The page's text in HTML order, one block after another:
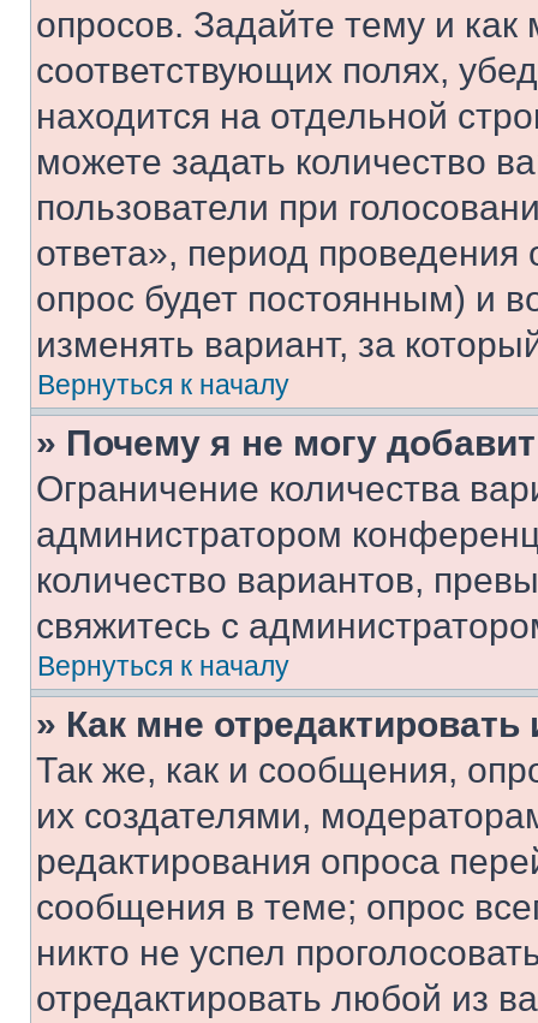
опросов. Задайте тему и
соответствующих полях,
находится на отдельной
можете задать количество
пользователи при
ответа», период проведения
опрос будет постоянным) и
изменять вариант, за
Вернуться к началу
» Почему я не могу
Ограничение количества
администратором
количество вариантов,
свяжитесь с
Вернуться к началу
» Как мне
Так же, как и сообщения,
их создателями,
редактирования опроса
сообщения в теме; опрос
никто не успел
отредактировать любой из